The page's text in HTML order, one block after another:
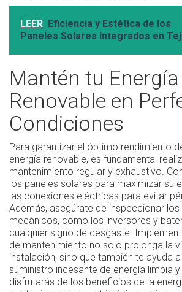
LEER Eficiencia y Estética de los
Paneles Solares Integrados en
Mantén tu Energía
Renovable en
Condiciones
Para garantizar el óptimo rendimiento
energía renovable, es fundamental
mantenimiento regular y exhaustivo.
los paneles solares para maximizar su
las conexiones eléctricas para evitar
Además, asegúrate de inspeccionar
mecánicos, como los inversores y
cualquier signo de desgaste.
de mantenimiento no solo prolonga la
instalación, sino que también te ayuda
suministro incesante de energía limpia
disfrutarás de los beneficios de la